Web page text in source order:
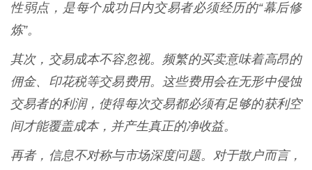
性弱点，是每个成功日内交易者必须经历的“幕后修
炼”。
其次，交易成本不容忽视。频繁的买卖意味着高昂的
佣金、印花税等交易费用。这些费用会在无形中侵蚀
交易者的利润，使得每次交易都必须有足够的获利空
间才能覆盖成本，并产生真正的净收益。
再者，信息不对称与市场深度问题。对于散户而言，